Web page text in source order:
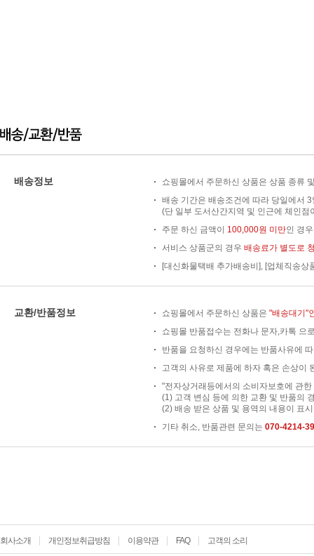
배송정보
쇼핑몰에서 주문하신 상품은 상품 종류
배송 기간은 배송조건에 따라 당일에서
(단 일부 도서산간지역 및 인근에 체인
주문 하신 금액이 100,000원 미만인 경
서비스 상품군의 경우 배송료가 별도로
[대신화물택배 추가배송비], [업체직송상
교환/반품정보 쇼핑몰에서 주문하신 상품은 "배송대기"
쇼핑몰 반품접수는 전화나 문자,카톡 으
반품을 요청하신 경우에는 반품사유에
고객의 사유로 제품에 하자 혹은 손상이
"전자상거래등에서의 소비자보호에 관
(1) 고객 변심 등에 의한 교환 및 반품의
(2) 배송 받은 상품 및 용역의 내용이 표
기타 취소, 반품관련 문의는 070-4214-
회사소개 개인정보취급방침 이용약관 FAQ 고객의 소리